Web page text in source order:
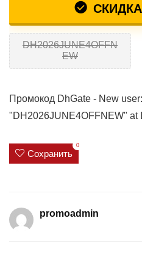
СКИДКА
DH2026JUNE4OFFN
EW
Промокод DhGate - New
"DH2026JUNE4OFFNEW" at
Сохранить
0
promoadmin